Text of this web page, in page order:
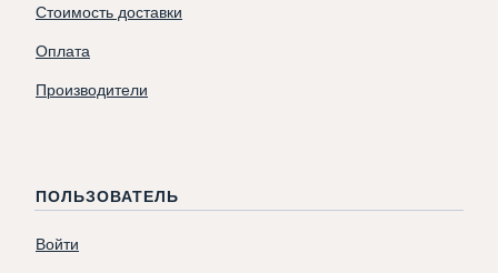
Стоимость доставки
Оплата
Производители
ПОЛЬЗОВАТЕЛЬ
Войти